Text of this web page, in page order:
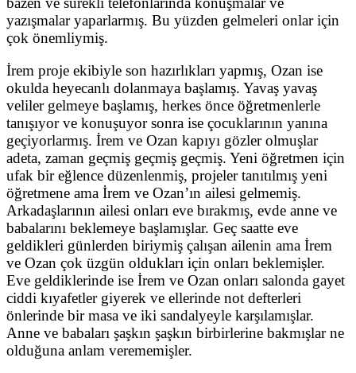
yazışmalar yaparlarmış. Bu yüzden gelmeleri onlar için
çok önemliymiş.
İrem proje ekibiyle son hazırlıkları yapmış, Ozan ise
okulda heyecanlı dolanmaya başlamış. Yavaş yavaş
veliler gelmeye başlamış, herkes önce öğretmenlerle
tanışıyor ve konuşuyor sonra ise çocuklarının yanına
geçiyorlarmış. İrem ve Ozan kapıyı gözler olmuşlar
adeta, zaman geçmiş geçmiş geçmiş. Yeni öğretmen için
ufak bir eğlence düzenlenmiş, projeler tanıtılmış yeni
öğretmene ama İrem ve Ozan’ın ailesi gelmemiş.
Arkadaşlarının ailesi onları eve bırakmış, evde anne ve
babalarını beklemeye başlamışlar. Geç saatte eve
geldikleri günlerden biriymiş çalışan ailenin ama İrem
ve Ozan çok üzgün oldukları için onları beklemişler.
Eve geldiklerinde ise İrem ve Ozan onları salonda gayet
ciddi kıyafetler giyerek ve ellerinde not defterleri
önlerinde bir masa ve iki sandalyeyle karşılamışlar.
Anne ve babaları şaşkın şaşkın birbirlerine bakmışlar ne
olduğuna anlam verememişler.